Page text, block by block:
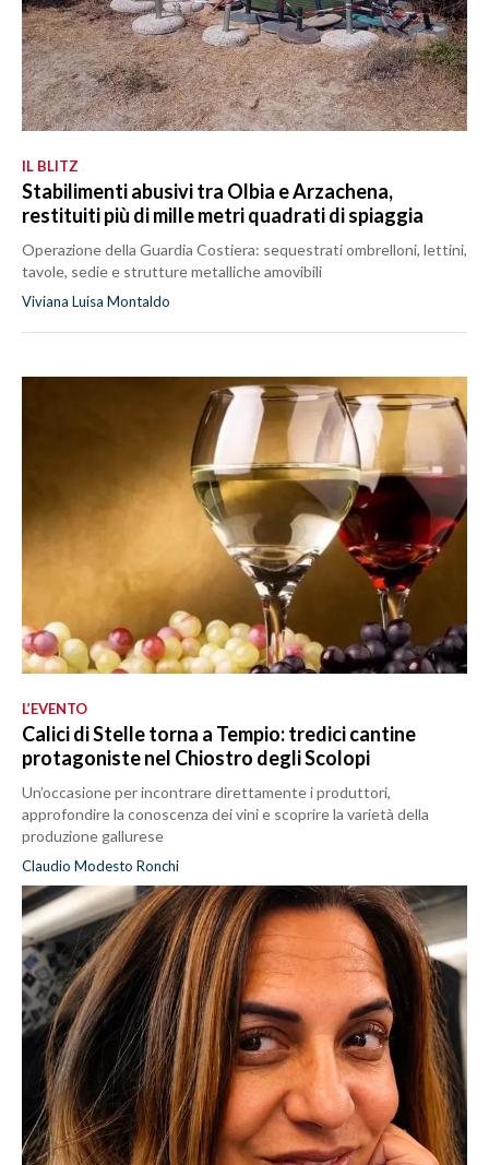
IL BLITZ
Stabilimenti abusivi tra Olbia e Arzachena,
restituiti più di mille metri quadrati di spiaggia
Operazione della Guardia Costiera: sequestrati ombrelloni, lettini,
tavole, sedie e strutture metalliche amovibili
Viviana Luisa Montaldo
L’EVENTO
Calici di Stelle torna a Tempio: tredici cantine
protagoniste nel Chiostro degli Scolopi
Un’occasione per incontrare direttamente i produttori,
approfondire la conoscenza dei vini e scoprire la varietà della
produzione gallurese
Claudio Modesto Ronchi